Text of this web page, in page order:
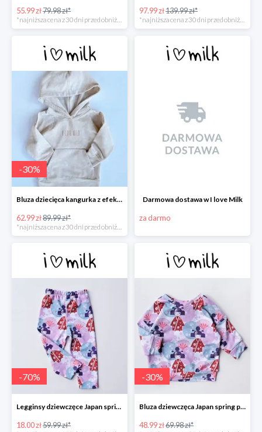
55.99 zł79.98 zł* 97.99 zł139.99 zł*
-30%
Bluza dziecięca kangurka z efektem sprania -30%
62.99 zł89.99 zł*
*najniższa cena z 30 dni przed obniżką
Darmowa dostawa w I love Milk
za darmo
-70%
Legginsy dziewczęce Japan spring print -70%
18.00 zł59.99 zł*
-30%
Bluza dziewczęca Japan spring print -30%
48.99 zł69.98 zł*